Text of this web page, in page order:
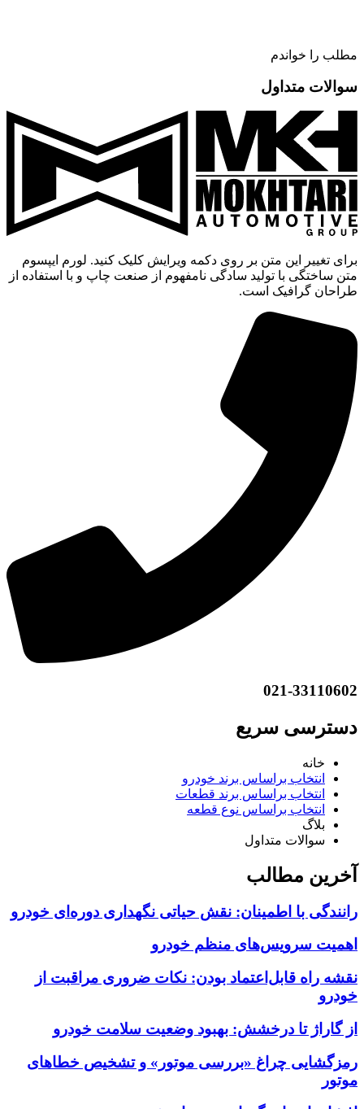
مطلب را خواندم
سوالات متداول
برای تغییر این متن بر روی دکمه ویرایش کلیک کنید. لورم ایپسوم
متن ساختگی با تولید سادگی نامفهوم از صنعت چاپ و با استفاده از
طراحان گرافیک است.
021-33110602
دسترسی سریع
خانه
انتخاب براساس برند خودرو
انتخاب براساس برند قطعات
انتخاب براساس نوع قطعه
بلاگ
سوالات متداول
آخرین مطالب
رانندگی با اطمینان: نقش حیاتی نگهداری دوره‌ای خودرو
اهمیت سرویس‌های منظم خودرو
نقشه راه قابل‌اعتماد بودن: نکات ضروری مراقبت از
خودرو
از گاراژ تا درخشش: بهبود وضعیت سلامت خودرو
رمزگشایی چراغ «بررسی موتور» و تشخیص خطاهای
موتور